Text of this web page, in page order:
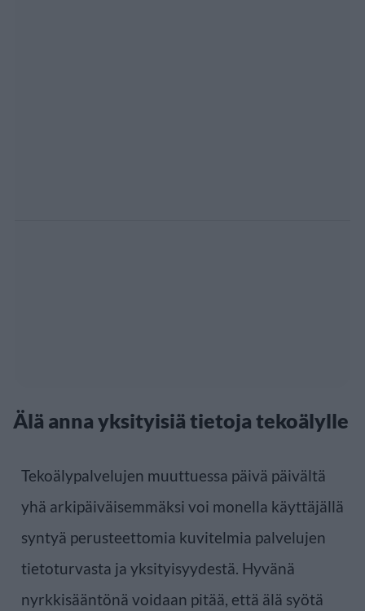
Älä anna yksityisiä tietoja tekoälylle
Tekoälypalvelujen muuttuessa päivä päivältä
yhä arkipäiväisemmäksi voi monella käyttäjällä
syntyä perusteettomia kuvitelmia palvelujen
tietoturvasta ja yksityisyydestä. Hyvänä
nyrkkisääntönä voidaan pitää, että älä syötä